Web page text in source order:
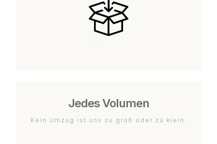
Jedes Volumen
Kein Umzug ist uns zu groß oder zu klein.